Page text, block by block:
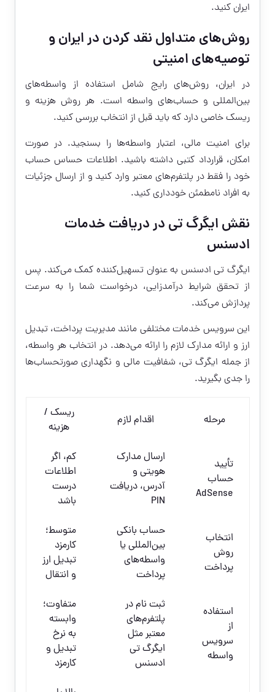
ایران کنید.
روش‌های متداول نقد کردن در ایران و
توصیه‌های امنیتی
در ایران، روش‌های رایج شامل استفاده از واسطه‌های
بین‌المللی و حساب‌های واسطه است. هر روش هزینه و
ریسک خاصی دارد که باید قبل از انتخاب بررسی کنید.
برای امنیت مالی، اعتبار واسطه‌ها را بسنجید. در صورت
امکان، قرارداد کتبی داشته باشید. اطلاعات حساس حساب
خود را فقط در پلتفرم‌های معتبر وارد کنید و از ارسال جزئیات
به افراد نامطمئن خودداری کنید.
نقش ایگرگ تی در دریافت خدمات
ادسنس
ایگرگ تی ادسنس به عنوان تسهیل‌کننده کمک می‌کند. پس
از تحقق شرایط درآمدزایی، درخواست شما را به سرعت
پردازش می‌کند.
این سرویس خدمات مختلفی مانند مدیریت پرداخت، تبدیل
ارز و ارائه مدارک لازم را ارائه می‌دهد. در انتخاب هر واسطه،
از جمله ایگرگ تی، شفافیت مالی و نگهداری صورتحساب‌ها
را جدی بگیرید.
مرحله اقدام لازم
ریسک /
هزینه
تأیید
حساب
AdSense
ارسال مدارک
هویتی و
آدرس، دریافت
PIN
کم، اگر
اطلاعات
درست
باشد
انتخاب
روش
پرداخت
حساب بانکی
بین‌المللی یا
واسطه‌های
پرداخت
متوسط؛
کارمزد
تبدیل ارز
و انتقال
استفاده
از
سرویس
واسطه
ثبت نام در
پلتفرم‌های
معتبر مثل
ایگرگ تی
ادسنس
متفاوت؛
وابسته
به نرخ
تبدیل و
کارمزد